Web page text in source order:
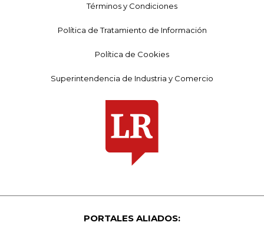
Términos y Condiciones
Política de Tratamiento de Información
Política de Cookies
Superintendencia de Industria y Comercio
PORTALES ALIADOS: